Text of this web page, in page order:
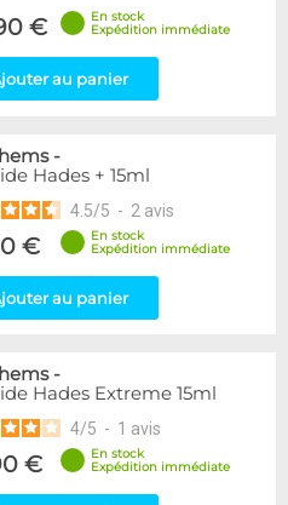
€
En stock
Expédition immédiate
au panier
-
Hades + 15ml
4.5/5 - 2 avis
€
En stock
Expédition immédiate
au panier
-
Hades Extreme 15ml
4/5 - 1 avis
€
En stock
Expédition immédiate